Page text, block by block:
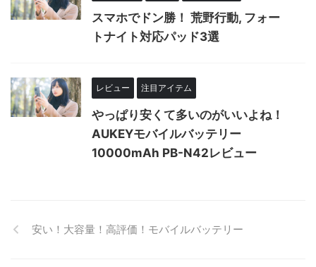
スマホでドン勝！ 荒野行動, フォー
トナイト対応パッド3選
レビュー 注目アイテム
やっぱり安くて多いのがいいよね！
AUKEYモバイルバッテリー
10000mAh PB-N42レビュー
安い！大容量！高評価！モバイルバッテリー